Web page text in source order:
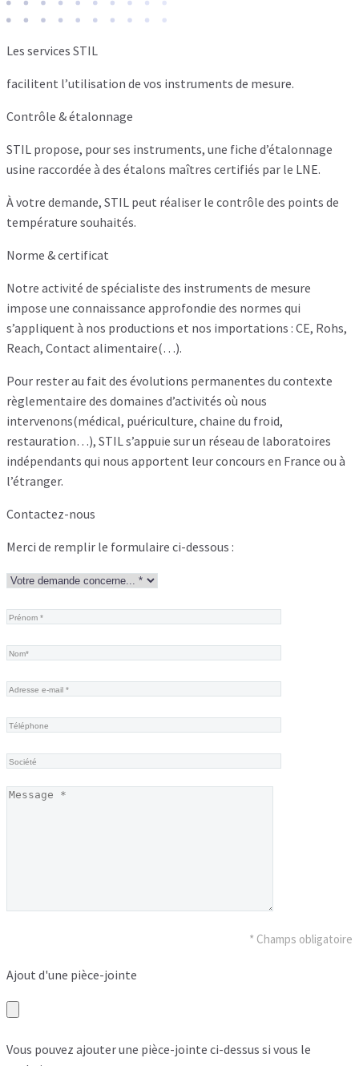
Les services STIL
facilitent l’utilisation de vos instruments de mesure.
Contrôle & étalonnage
STIL propose, pour ses instruments, une fiche d’étalonnage
usine raccordée à des étalons maîtres certifiés par le LNE.
À votre demande, STIL peut réaliser le contrôle des points de
température souhaités.
Norme & certificat
Notre activité de spécialiste des instruments de mesure
impose une connaissance approfondie des normes qui
s’appliquent à nos productions et nos importations : CE, Rohs,
Reach, Contact alimentaire(…).
Pour rester au fait des évolutions permanentes du contexte
règlementaire des domaines d’activités où nous
intervenons(médical, puériculture, chaine du froid,
restauration…), STIL s’appuie sur un réseau de laboratoires
indépendants qui nous apportent leur concours en France ou à
l’étranger.
Contactez-nous
Merci de remplir le formulaire ci-dessous :
* Champs obligatoire
Ajout d'une pièce-jointe
Vous pouvez ajouter une pièce-jointe ci-dessus si vous le